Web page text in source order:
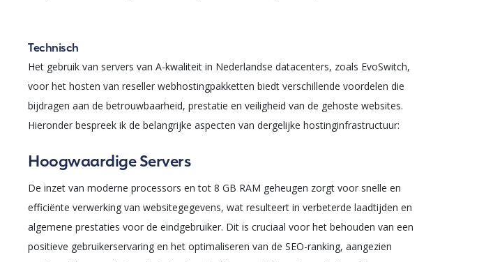
Technisch
Het gebruik van servers van A-kwaliteit in Nederlandse datacenters, zoals EvoSwitch,
voor het hosten van reseller webhostingpakketten biedt verschillende voordelen die
bijdragen aan de betrouwbaarheid, prestatie en veiligheid van de gehoste websites.
Hieronder bespreek ik de belangrijke aspecten van dergelijke hostinginfrastructuur:
Hoogwaardige Servers
De inzet van moderne processors en tot 8 GB RAM geheugen zorgt voor snelle en
efficiënte verwerking van websitegegevens, wat resulteert in verbeterde laadtijden en
algemene prestaties voor de eindgebruiker. Dit is cruciaal voor het behouden van een
positieve gebruikerservaring en het optimaliseren van de SEO-ranking, aangezien